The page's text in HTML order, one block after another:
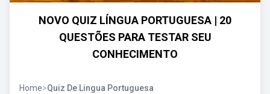
NOVO QUIZ LÍNGUA PORTUGUESA | 20
QUESTÕES PARA TESTAR SEU
CONHECIMENTO
Home>Quiz De Lingua Portuguesa